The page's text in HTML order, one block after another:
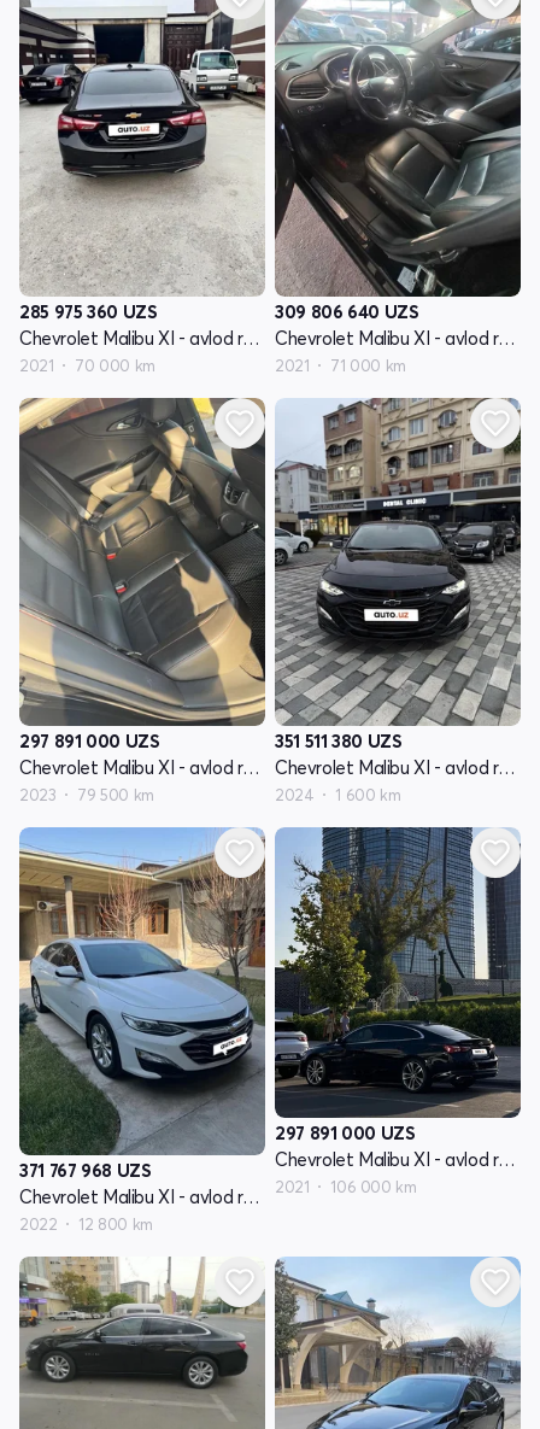
285 975 360 UZS
Chevrolet Malibu XI - avlod restyling
2021 70 000 km
309 806 640 UZS
Chevrolet Malibu XI - avlod restyling
2021 71 000 km
297 891 000 UZS
Chevrolet Malibu XI - avlod restyling
2023 79 500 km
351 511 380 UZS
Chevrolet Malibu XI - avlod restyling
2024 1 600 km
371 767 968 UZS
Chevrolet Malibu XI - avlod restyling
2022 12 800 km
297 891 000 UZS
Chevrolet Malibu XI - avlod restyling
2021 106 000 km